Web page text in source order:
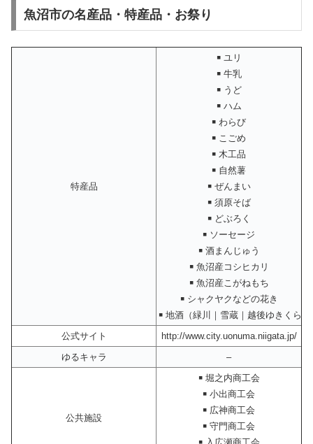
魚沼市の名産品・特産品・お祭り
特産品
￭ ユリ
￭ 牛乳
￭ うど
￭ ハム
￭ わらび
￭ こごめ
￭ 木工品
￭ 自然薯
￭ ぜんまい
￭ 須原そば
￭ どぶろく
￭ ソーセージ
￭ 酒まんじゅう
￭ 魚沼産コシヒカリ
￭ 魚沼産こがねもち
￭ シャクヤクなどの花き
￭ 地酒（緑川｜雪蔵｜越後ゆきくら）
公式サイト
http://www.city.uonuma.niigata.jp/
ゆるキャラ
–
公共施設
￭ 堀之内商工会
￭ 小出商工会
￭ 広神商工会
￭ 守門商工会